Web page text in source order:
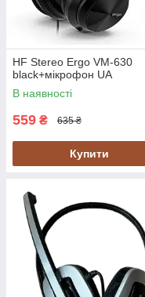
HF Stereo Ergo VM-630
black+мікрофон UA
В наявності
559 ₴ 635 ₴
Купити